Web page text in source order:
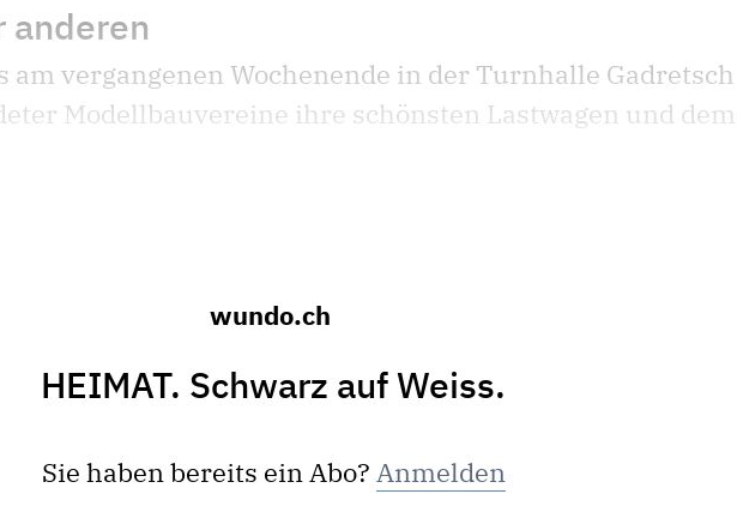
anderen
am vergangenen Wochenende in der Turnhalle
Modellbauvereine ihre schönsten Lastwagen und
wundo.ch
HEIMAT. Schwarz auf Weiss.
Sie haben bereits ein Abo? Anmelden